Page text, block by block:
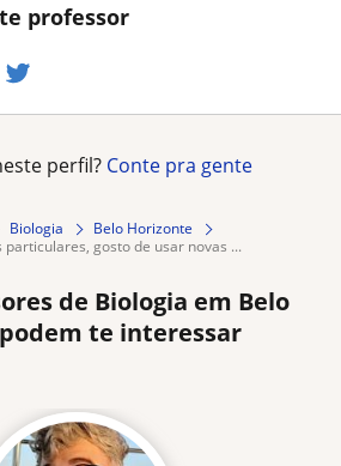
professor
perfil? Conte pra gente
Biologia
Belo Horizonte
particulares, gosto de usar novas ...
de Biologia em Belo
te interessar